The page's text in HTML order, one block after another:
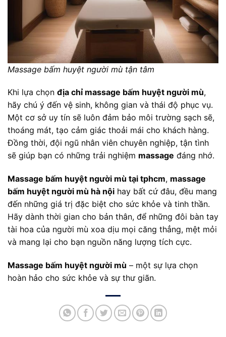
Massage bấm huyệt người mù tận tâm
Khi lựa chọn địa chỉ massage bấm huyệt người mù,
hãy chú ý đến vệ sinh, không gian và thái độ phục vụ.
Một cơ sở uy tín sẽ luôn đảm bảo môi trường sạch sẽ,
thoáng mát, tạo cảm giác thoải mái cho khách hàng.
Đồng thời, đội ngũ nhân viên chuyên nghiệp, tận tình
sẽ giúp bạn có những trải nghiệm massage đáng nhớ.
Massage bấm huyệt người mù tại tphcm, massage
bấm huyệt người mù hà nội hay bất cứ đâu, đều mang
đến những giá trị đặc biệt cho sức khỏe và tinh thần.
Hãy dành thời gian cho bản thân, để những đôi bàn tay
tài hoa của người mù xoa dịu mọi căng thẳng, mệt mỏi
và mang lại cho bạn nguồn năng lượng tích cực.
Massage bấm huyệt người mù – một sự lựa chọn
hoàn hảo cho sức khỏe và sự thư giãn.